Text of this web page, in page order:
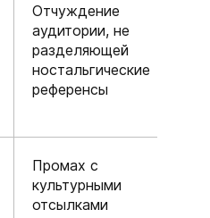
Отчуждение
аудитории, не
разделяющей
ностальгические
референсы
Промах с
культурными
отсылками